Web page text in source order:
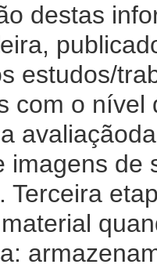
destas
estudos/
com o nível
de